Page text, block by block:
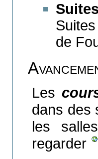
de
Les
dans des
les
regarder